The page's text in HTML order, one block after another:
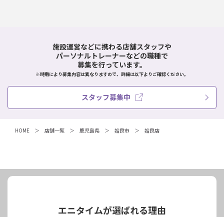
施設運営などに携わる店舗スタッフや
パーソナルトレーナーなどの職種で
募集を行っています。
※時期により募集内容は異なりますので、詳細は以下よりご確認ください。
スタッフ募集中
HOME 店舗一覧 鹿児島県 姶良市 姶良店
エニタイムが選ばれる理由